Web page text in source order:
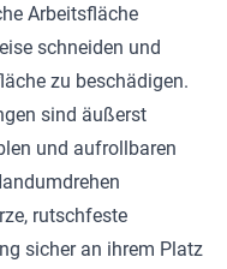
Arbeitsfläche
schneiden und
zu beschädigen.
sind äußerst
und aufrollbaren
rutschfeste
sicher an ihrem Platz